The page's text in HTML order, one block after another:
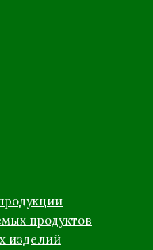
продуктов
изделий